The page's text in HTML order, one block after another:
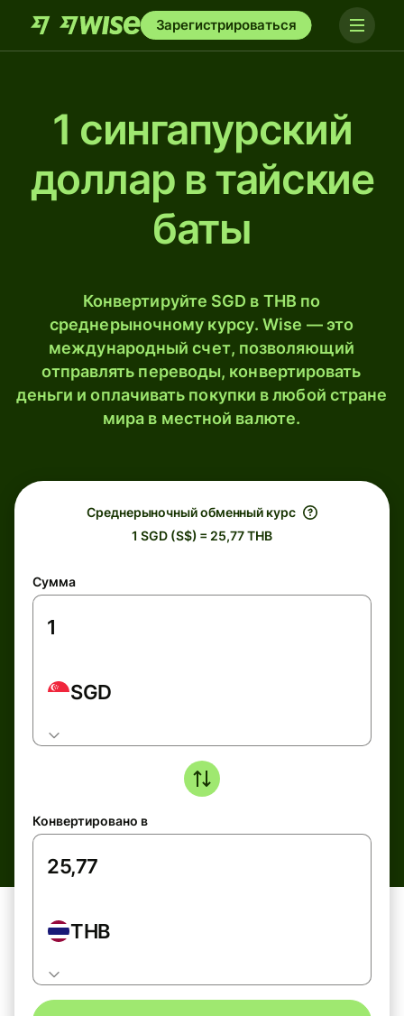
Зарегистрироваться
1 сингапурский
доллар в тайские
баты
Конвертируйте SGD в THB по
среднерыночному курсу. Wise — это
международный счет, позволяющий
отправлять переводы, конвертировать
деньги и оплачивать покупки в любой стране
мира в местной валюте.
Среднерыночный обменный курс
1 SGD (S$) = 25,77 THB
Сумма
SGD
Конвертировано в
THB